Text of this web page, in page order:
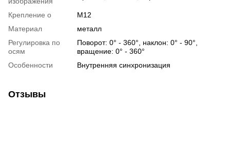
Крепление о
М12
Материал
металл
Регулировка по
осям
Поворот: 0° - 360°, наклон: 0° - 90°,
вращение: 0° - 360°
Особенности
Внутренняя синхронизация
Отзывы